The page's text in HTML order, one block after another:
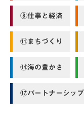
⑧仕事と経済
⑪まちづくり
⑭海の豊かさ
⑰パートナーシップ